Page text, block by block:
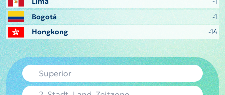
Bogotá
-1
Hongkong
-14